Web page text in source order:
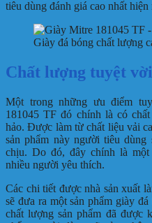
tiêu dùng đánh giá cao nhất hiện
Giày đá bóng chất lượng
Chất lượng tuyệt vời
Một trong những ưu điểm
181045 TF đó chính là có
hảo. Được làm từ chất liệu vải
sản phẩm này người tiêu
chịu. Do đó, đây chính là
nhiều người yêu thích.
Các chi tiết được nhà sản xuất
sẽ đưa ra một sản phẩm giày
chất lượng sản phẩm đã được